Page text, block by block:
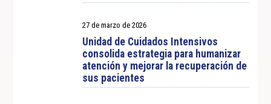
27 de marzo de 2026
Unidad de Cuidados Intensivos
consolida estrategia para humanizar
atención y mejorar la recuperación de
sus pacientes